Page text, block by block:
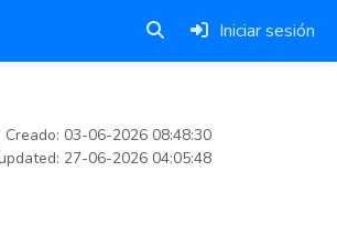
Iniciar sesión
Creado: 03-06-2026 08:48:30
27-06-2026 04:05:48